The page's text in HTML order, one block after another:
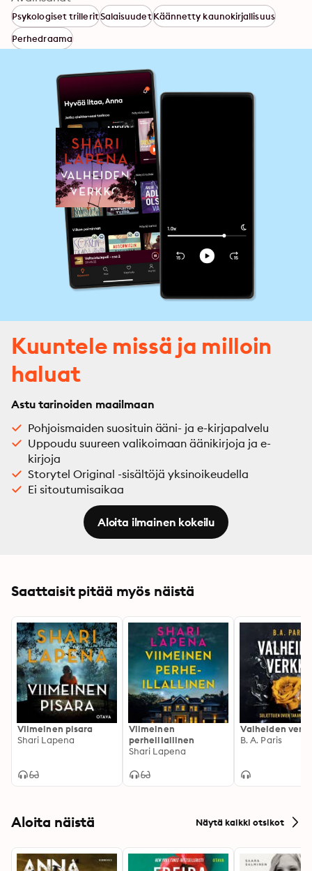
Psykologiset trilleritSalaisuudetKäännetty kaunokirjallisuus
Perhedraama
Kuuntele missä ja milloin
haluat
Astu tarinoiden maailmaan
Pohjoismaiden suosituin ääni- ja e-kirjapalvelu
Uppoudu suureen valikoimaan äänikirjoja ja e-
kirjoja
Storytel Original -sisältöjä yksinoikeudella
Ei sitoutumisaikaa
Aloita ilmainen kokeilu
Saattaisit pitää myös näistä
Viimeinen pisara
Shari Lapena
Viimeinen
perheillallinen
Shari Lapena
Valheiden
B. A. Paris
Aloita näistä Näytä kaikki otsikot